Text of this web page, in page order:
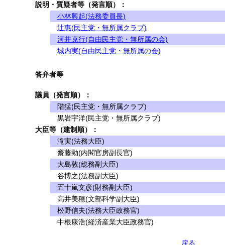
説明・質疑者等（発言順）：
小林興起(法務委員長)
辻惠(民主党・無所属クラブ)
河井克行(自由民主党・無所属の会)
城内実(自由民主党・無所属の会)
答弁者等
議員（発言順）：
階猛(民主党・無所属クラブ)
黒岩宇洋(民主党・無所属クラブ)
大臣等（建制順）：
滝実(法務大臣)
齋藤勁(内閣官房副長官)
大島敦(総務副大臣)
谷博之(法務副大臣)
五十嵐文彦(財務副大臣)
高井美穂(文部科学副大臣)
松野信夫(法務大臣政務官)
中根康浩(経済産業大臣政務官)
戻る